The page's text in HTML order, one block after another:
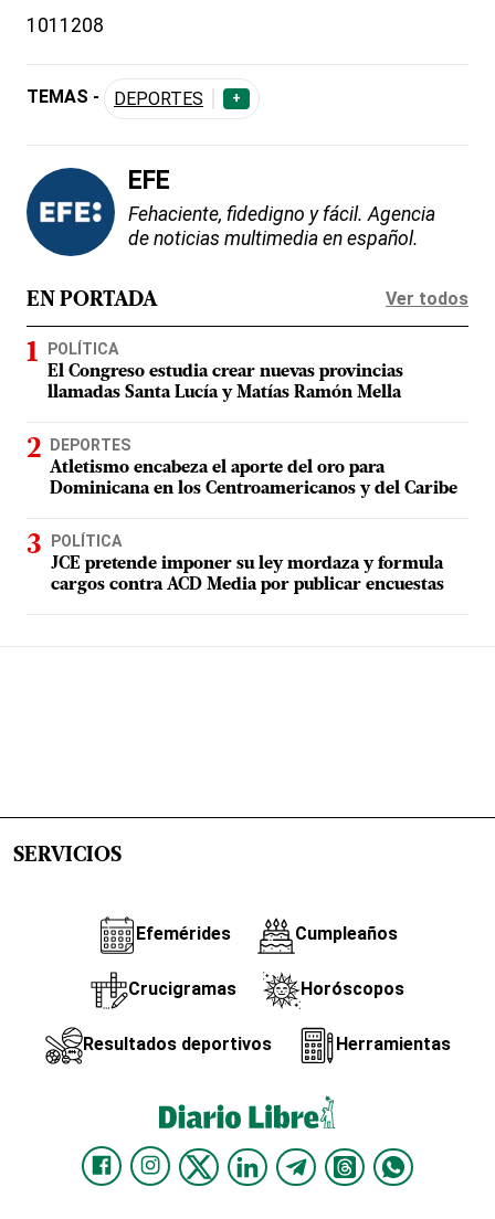
1011208
TEMAS - DEPORTES +
EFE
Fehaciente, fidedigno y fácil. Agencia
de noticias multimedia en español.
EN PORTADA Ver todos
POLÍTICA
El Congreso estudia crear nuevas provincias
llamadas Santa Lucía y Matías Ramón Mella
DEPORTES
Atletismo encabeza el aporte del oro para
Dominicana en los Centroamericanos y del Caribe
POLÍTICA
JCE pretende imponer su ley mordaza y formula
cargos contra ACD Media por publicar encuestas
SERVICIOS
Efemérides Cumpleaños
Crucigramas Horóscopos
Resultados deportivos Herramientas